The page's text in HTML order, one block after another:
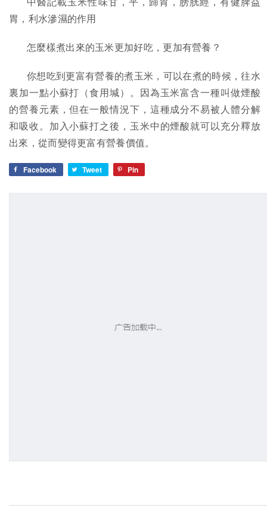
胃，利水滲濕的作用
怎麼樣煮出來的玉米更加好吃，更加有營養？
你想吃到更富有營養的煮玉米，可以在煮的時候，往水
裏加一點小蘇打（食用堿）。因為玉米富含一種叫做煙酸
的營養元素，但在一般情況下，這種成分不易被人體分解
和吸收。加入小蘇打之後，玉米中的煙酸就可以充分釋放
出來，從而變得更富有營養價值。
Facebook Tweet Pin